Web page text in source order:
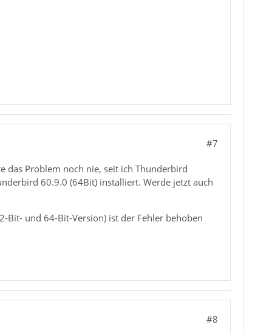
#7
das Problem noch nie, seit ich Thunderbird
60.9.0 (64Bit) installiert. Werde jetzt auch
Bit- und 64-Bit-Version) ist der Fehler behoben
#8